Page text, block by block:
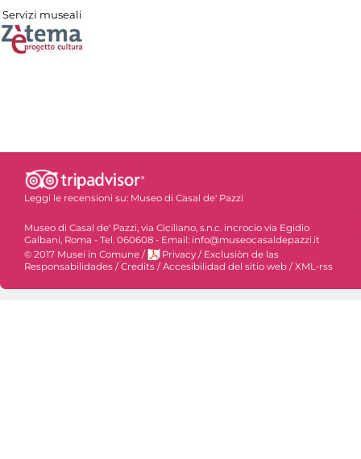
Servizi museali
Leggi le recensioni su: Museo di Casal de' Pazzi
Museo di Casal de' Pazzi, via Ciciliano, s.n.c. incrocio via Egidio
Galbani, Roma - Tel. 060608 - Email: info@museocasaldepazzi.it
© 2017 Musei in Comune / Privacy / Exclusiòn de las
Responsabilidades /Credits /Accesibilidad del sitio web /XML-rss